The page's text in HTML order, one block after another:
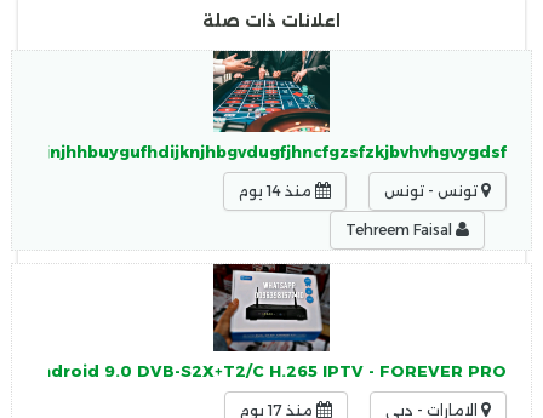
اعلانات ذات صلة
تونس - تونس منذ 14 يوم
+ Android 9.0 DVB-S2X+T2/C H.265 IPTV - FOREVER PRO
الامارات - دبي منذ 17 يوم